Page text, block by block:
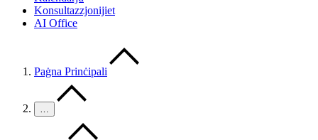
Konsultazzjonijiet
AI Office
Paġna Prinċipali
…